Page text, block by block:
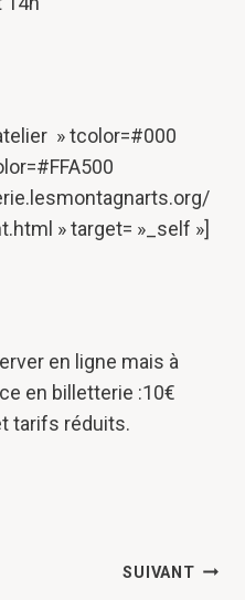
» tcolor=#000
» target= »_self »]
en ligne mais à
en billetterie :10€
tarifs réduits.
SUIVANT